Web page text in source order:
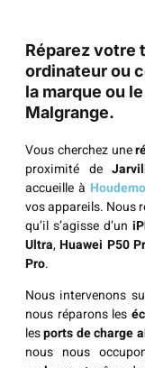
Réparez votre
ordinateur ou
la marque ou
Malgrange.
Vous cherchez une
proximité de
accueille à
vos appareils. Nous
qu’il s’agisse d’un
Ultra,Huawei P50
Pro.
Nous intervenons
nous réparons les
lesports de charge
nous nous